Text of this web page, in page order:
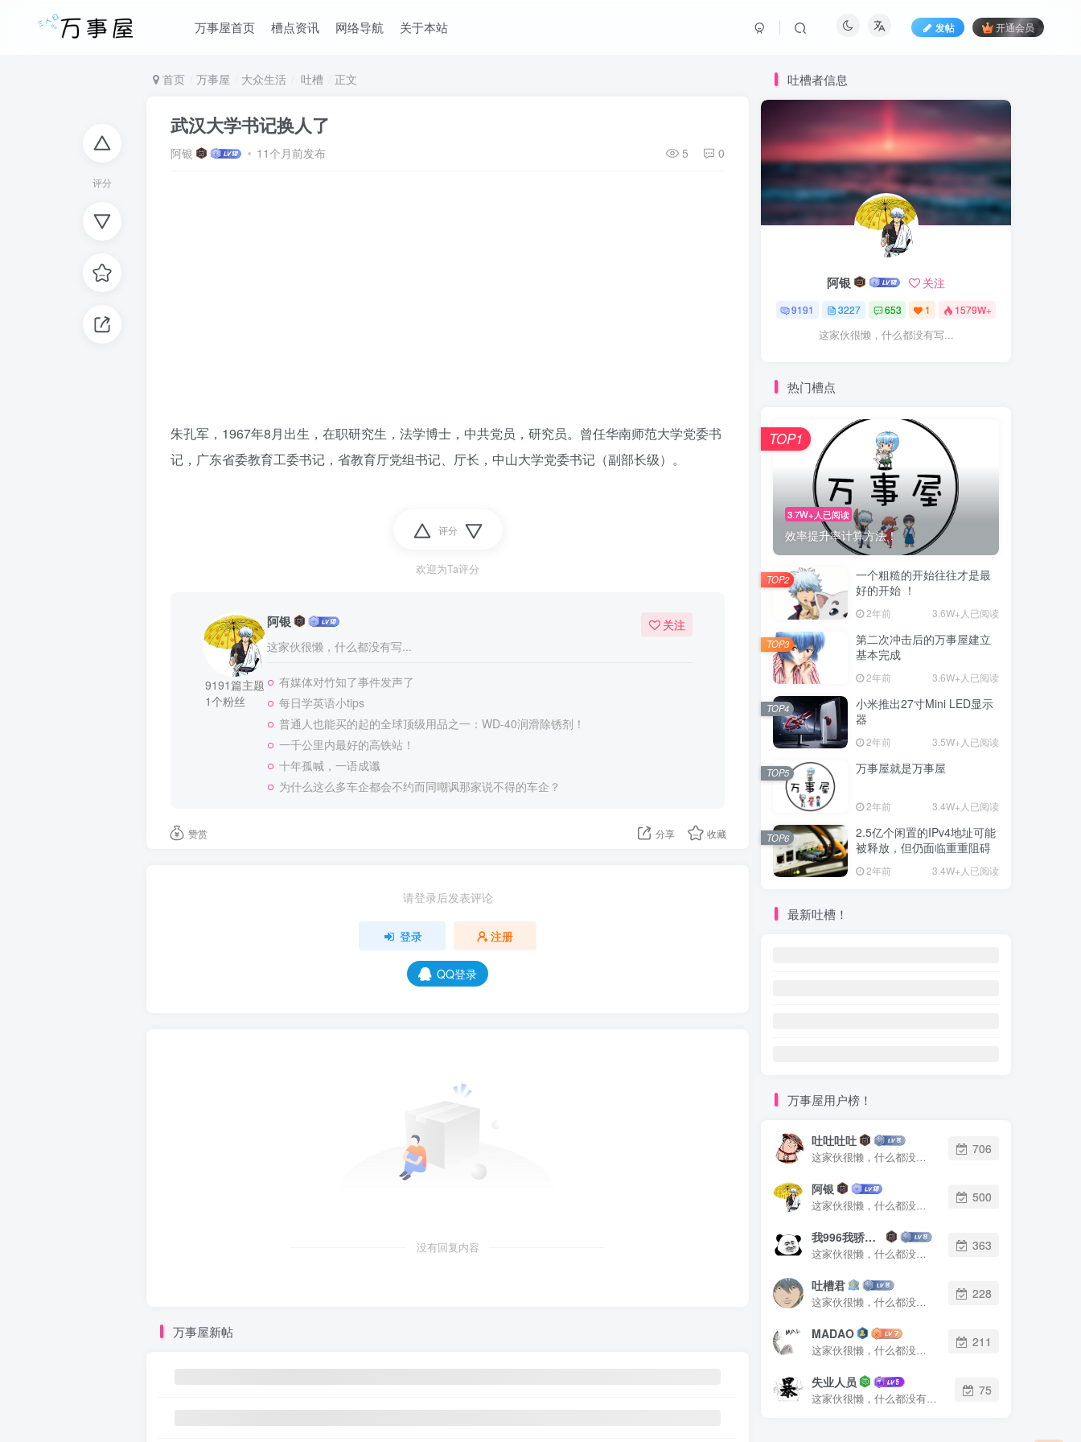
万事屋首页 槽点资讯 网络导航 关于本站 发帖 开通会员
评分
首页 万事屋 大众生活 吐槽 正文
武汉大学书记换人了
阿银 11个月前发布 5 0
朱孔军，1967年8月出生，在职研究生，法学博士，中共党员，研究员。曾任华南师范大学党委书
记，广东省委教育工委书记，省教育厅党组书记、厅长，中山大学党委书记（副部长级）。
评分
欢迎为Ta评分
9191篇主题
1个粉丝
阿银
这家伙很懒，什么都没有写...
关注
有媒体对竹知了事件发声了
每日学英语小tips
普通人也能买的起的全球顶级用品之一：WD-40润滑除锈剂！
一千公里内最好的高铁站！
十年孤喊，一语成谶
为什么这么多车企都会不约而同嘲讽那家说不得的车企？
赞赏 分享 收藏
请登录后发表评论
登录 注册
QQ登录
没有回复内容
万事屋新帖
吐槽者信息
阿银 关注
9191 3227 653 1 1579W+
这家伙很懒，什么都没有写...
热门槽点
3.7W+人已阅读
效率提升率计算方法！
TOP1
一个粗糙的开始往往才是最
好的开始 ！
2年前 3.6W+人已阅读
TOP2
第二次冲击后的万事屋建立
基本完成
2年前 3.6W+人已阅读
TOP3
小米推出27寸Mini LED显示
器
2年前 3.5W+人已阅读
TOP4
万事屋就是万事屋
2年前 3.4W+人已阅读
TOP5
2.5亿个闲置的IPv4地址可能
被释放，但仍面临重重阻碍
2年前 3.4W+人已阅读
TOP6
最新吐槽！
万事屋用户榜！
吐吐吐吐
这家伙很懒，什么都没有写...
706
阿银
这家伙很懒，什么都没有写...
500
我996我骄傲了么
这家伙很懒，什么都没有写...
363
吐槽君
这家伙很懒，什么都没有写...
228
MADAO
这家伙很懒，什么都没有写...
211
失业人员
这家伙很懒，什么都没有写...
75